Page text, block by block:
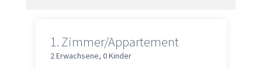
• Guten-Morgen-Besuch 🐰
• Fell bürsten & streicheln